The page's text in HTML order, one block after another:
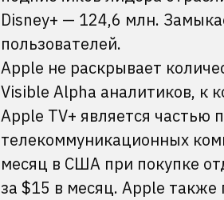
Disney+ — 124,6 млн.
пользователей.
Apple не раскрывает
Visible Alpha аналитиков, к
Apple TV+ является частью
телекоммуникационных
месяц в США при покупке
за $15 в месяц. Apple также